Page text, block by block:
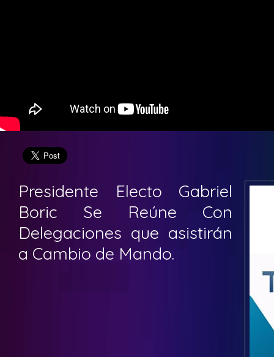
Presidente Electo Gabriel
Boric Se Reúne Con
Delegaciones que asistirán
a Cambio de Mando.